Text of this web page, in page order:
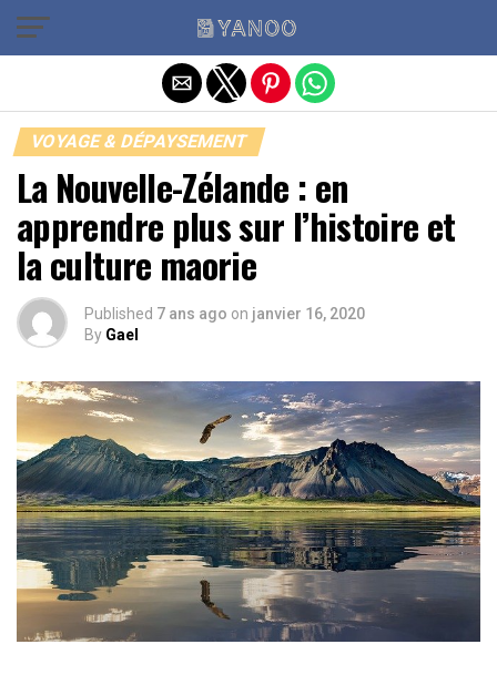
VOYAGE & DÉPAYSEMENT
La Nouvelle-Zélande : en
apprendre plus sur l’histoire et
la culture maorie
Published 7 ans ago on janvier 16, 2020
By Gael
Quitter la version mobile